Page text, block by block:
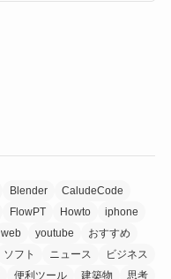
Blender
CaludeCode
FlowPT Howto
iphone
web youtube
おすすめ
ソフト ニュース
ビジネス
便利ツール 建築物 思考